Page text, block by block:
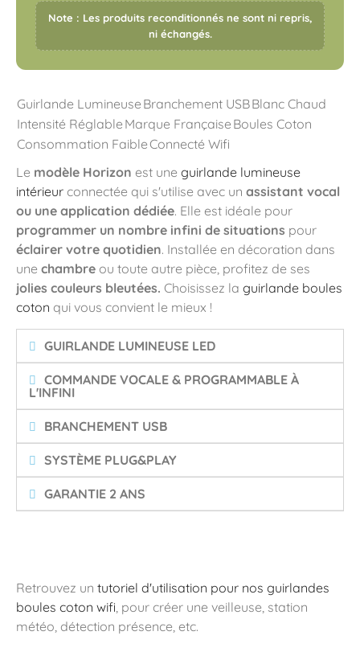
Note : Les produits reconditionnés ne sont ni repris,
ni échangés.
Guirlande Lumineuse Branchement USBBlanc Chaud
Intensité Réglable Marque Française Boules Coton
Consommation FaibleConnecté Wifi
Le modèle Horizon est une guirlande lumineuse
intérieur connectée qui s'utilise avec un assistant vocal
ou une application dédiée. Elle est idéale pour
programmer un nombre infini de situations pour
éclairer votre quotidien. Installée en décoration dans
une chambre ou toute autre pièce, profitez de ses
jolies couleurs bleutées. Choisissez la guirlande boules
coton qui vous convient le mieux !
GUIRLANDE LUMINEUSE LED
COMMANDE VOCALE & PROGRAMMABLE À
L'INFINI
BRANCHEMENT USB
SYSTÈME PLUG&PLAY
GARANTIE 2 ANS
Retrouvez un tutoriel d'utilisation pour nos guirlandes
boules coton wifi, pour créer une veilleuse, station
météo, détection présence, etc.